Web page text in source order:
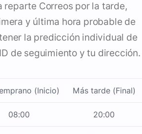
reparte Correos por la tarde,
y última hora probable de
la predicción individual de
de seguimiento y tu dirección.
(Inicio) Más tarde (Final)
08:00 20:00